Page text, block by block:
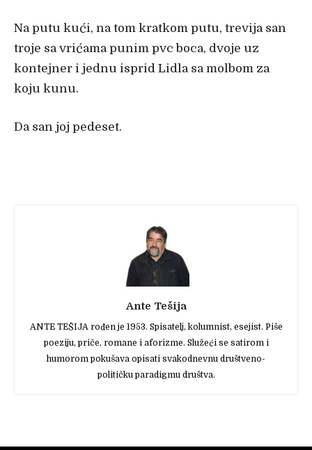
Na putu kući, na tom kratkom putu, trevija san
troje sa vrićama punim pvc boca, dvoje uz
kontejner i jednu isprid Lidla sa molbom za
koju kunu.
Da san joj pedeset.
Ante Tešija
ANTE TEŠIJA rođen je 1953. Spisatelj, kolumnist, esejist. Piše
poeziju, priče, romane i aforizme. Služeći se satirom i
humorom pokušava opisati svakodnevnu društveno-
političku paradigmu društva.